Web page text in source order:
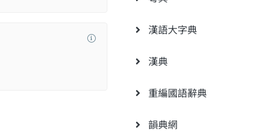
漢語大字典
漢典
重編國語辭典
韻典網